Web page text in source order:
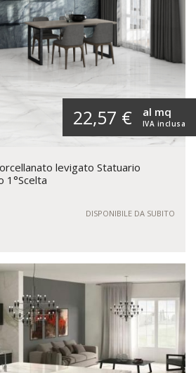
22,57 € IVA inclusa
al mq
levigato Statuario
1°Scelta
DISPONIBILE DA SUBITO